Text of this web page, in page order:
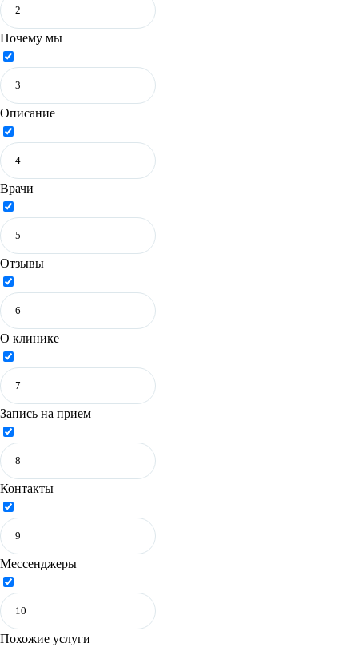
Почему мы
Описание
Врачи
Отзывы
О клинике
Запись на прием
Контакты
Мессенджеры
Похожие услуги